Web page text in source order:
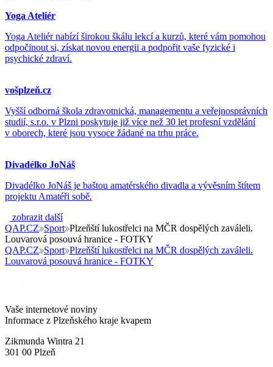
Yoga Ateliér
Yoga Ateliér nabízí širokou škálu lekcí a kurzů, které vám pomohou
odpočinout si, získat novou energii a podpořit vaše fyzické i
psychické zdraví.
vošplzeň.cz
Vyšší odborná škola zdravotnická, managementu a veřejnosprávních
studií, s.r.o. v Plzni poskytuje již více než 30 let profesní vzdělání
v oborech, které jsou vysoce žádané na trhu práce.
Divadélko JoNáš
Divadélko JoNáš je baštou amatérského divadla a vývěsním štítem
projektu Amatéři sobě.
zobrazit další
QAP.CZ Sport Plzeňští lukostřelci na MČR dospělých zaváleli.
Louvarová posouvá hranice - FOTKY
QAP.CZ Sport Plzeňští lukostřelci na MČR dospělých zaváleli.
Louvarová posouvá hranice - FOTKY
Vaše internetové noviny
Informace z Plzeňského kraje kvapem
Zikmunda Wintra 21
301 00 Plzeň